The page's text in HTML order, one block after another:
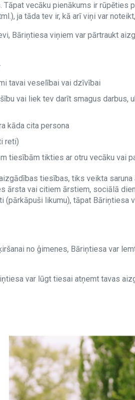
vecāku pienākums ir rūpēties
ja tāda tev ir, kā arī viņi var
Bāriņtiesa viņiem var pārtraukt
tavai veselībai vai dzīvībai
vai liek tev darīt smagus darbus,
kāda cita persona
reti)
tiesībām tikties ar otru vecāku vai
tiesības, tiks veikta saruna
ārsta vai citiem ārstiem, sociālā
likumu), tāpat Bāriņtiesa
no ģimenes, Bāriņtiesa var
var lūgt tiesai atņemt tavas